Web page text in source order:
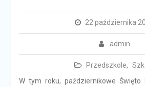
22 października
admin
Przedszkole,
W tym roku, październikowe Święto